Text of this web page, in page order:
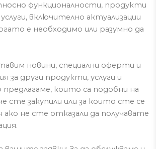
функционалности, продукти
включително актуализации
е необходимо или разумно да
новини, специални оферти и
за други продукти, услуги и
които са подобни на
сте закупили или за които сте се
ако не сте отказали да получавате